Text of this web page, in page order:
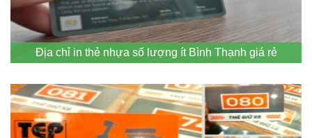
Địa chỉ in thẻ nhựa số lượng ít Bình Thạnh giá rẻ